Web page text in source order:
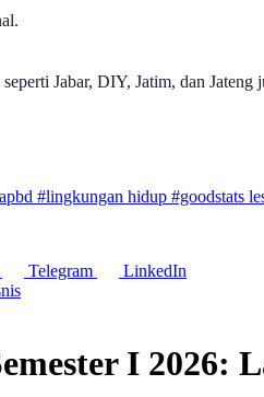
Jabar, DIY, Jatim, dan
#lingkungan hidup #goodstats
Telegram
LinkedIn
I 2026: